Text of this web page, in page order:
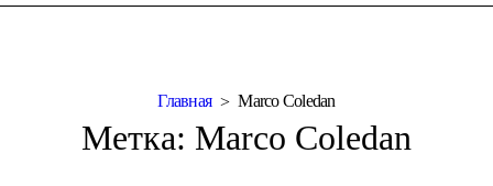
Главная Marco Coledan
Метка: Marco Coledan